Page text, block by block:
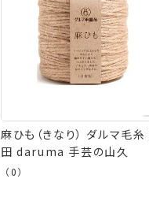
麻ひも（きなり） ダルマ毛糸
田 daruma 手芸の山久
（0）